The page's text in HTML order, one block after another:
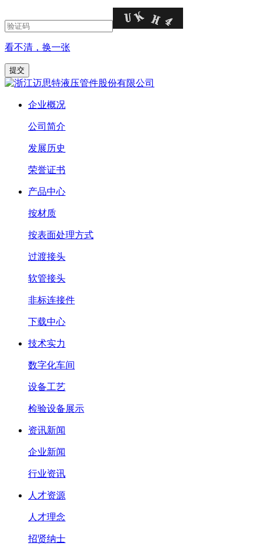
看不清，换一张
企业概况
公司简介
发展历史
荣誉证书
产品中心
按材质
按表面处理方式
过渡接头
软管接头
非标连接件
下载中心
技术实力
数字化车间
设备工艺
检验设备展示
资讯新闻
企业新闻
行业资讯
人才资源
人才理念
招贤纳士